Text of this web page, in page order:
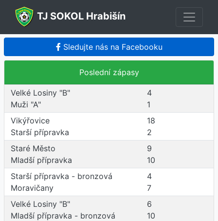
TJ SOKOL Hrabišín
Sledujte nás na Facebooku
Poslední zápasy
Velké Losiny "B"
4
Muži "A"
1
Vikýřovice
18
Starší přípravka
2
Staré Město
9
Mladší přípravka
10
Starší přípravka - bronzová
4
Moravičany
7
Velké Losiny "B"
6
Mladší přípravka - bronzová
10